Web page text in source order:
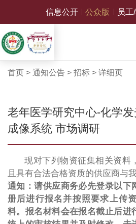
信息公开 公众版 员工
首页 > 通知公告> 招标> 详细页
老年医学研究中心-化学发
成像系统 市场调研
现对下列物资征集相关资料
且具有合法合格资质的供应商与我
通知：请供应商务必先登录以下
册后进行报名并按照要求上传
料。报名材料会在报名截止后进